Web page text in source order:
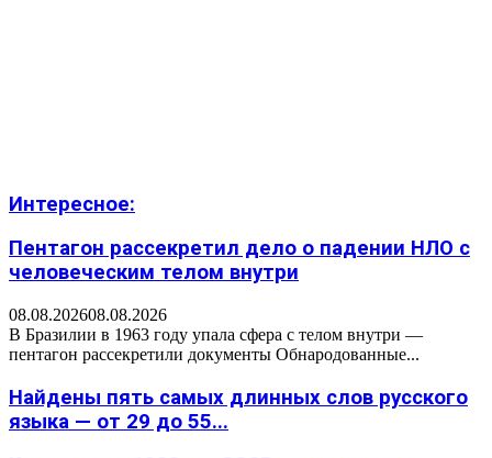
Интересное:
Пентагон рассекретил дело о падении НЛО с
человеческим телом внутри
08.08.202608.08.2026
В Бразилии в 1963 году упала сфера с телом внутри —
пентагон рассекретили документы Обнародованные...
Найдены пять самых длинных слов русского
языка — от 29 до 55...